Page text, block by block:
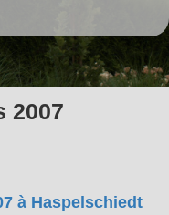
2007
à Haspelschiedt